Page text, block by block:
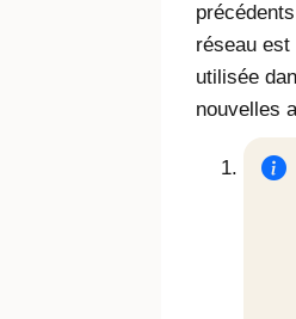
réseau
utilisée
nouvelles